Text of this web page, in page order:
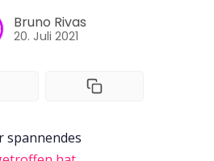
Gaming
Bruno Rivas
20. Juli 2021
spannendes